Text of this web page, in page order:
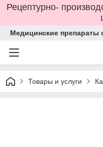
Рецептурно-
Медицинские препараты
Товары и услуги